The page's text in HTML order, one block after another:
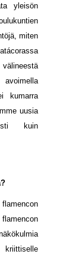
yleisön
miten
kumarra
uusia
kuin
kriittiselle